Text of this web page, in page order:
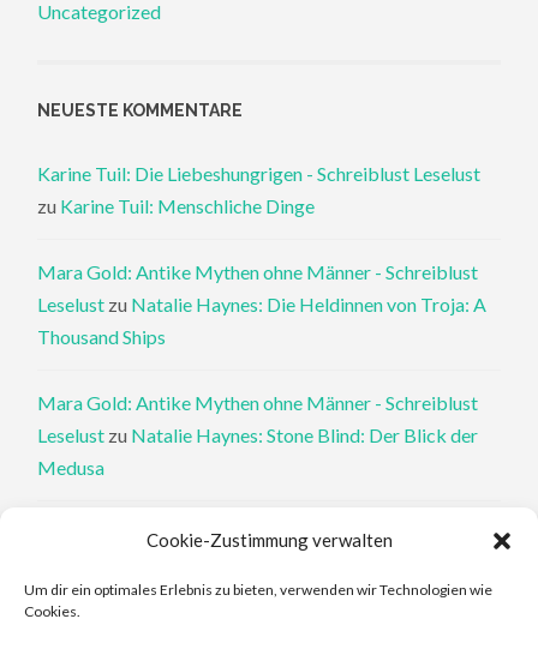
Cookie-Zustimmung verwalten
Um dir ein optimales Erlebnis zu bieten, verwenden wir Technologien wie
Cookies.
Uncategorized
NEUESTE KOMMENTARE
Karine Tuil: Die Liebeshungrigen - Schreiblust Leselust
zu Karine Tuil: Menschliche Dinge
Mara Gold: Antike Mythen ohne Männer - Schreiblust
Leselust zu Natalie Haynes: Die Heldinnen von Troja: A
Thousand Ships
Mara Gold: Antike Mythen ohne Männer - Schreiblust
Leselust zu Natalie Haynes: Stone Blind: Der Blick der
Medusa
Philippa Perry: Die Therapeutin und ihre Mörder: Dr. Pat
Philippa Perry: Das Buch, von dem du dir wünschst, deine